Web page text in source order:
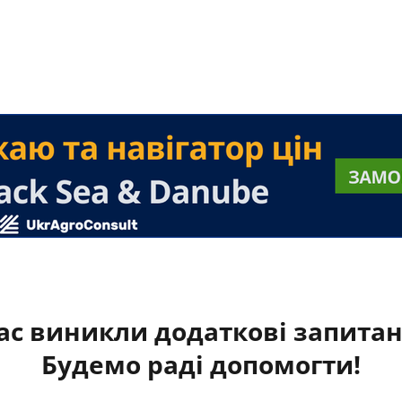
виникли додаткові
Будемо раді допомогти!